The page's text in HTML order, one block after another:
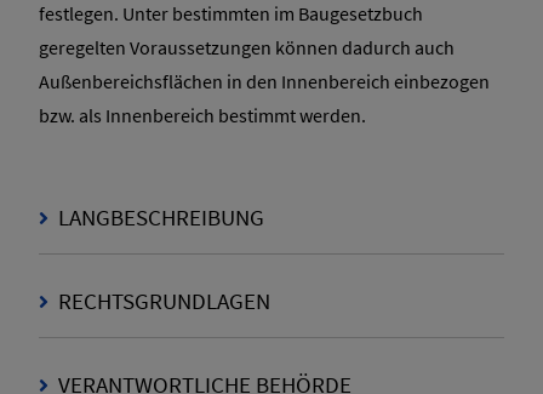
festlegen. Unter bestimmten im Baugesetzbuch
geregelten Voraussetzungen können dadurch auch
Außenbereichsflächen in den Innenbereich einbezogen
bzw. als Innenbereich bestimmt werden.
LANGBESCHREIBUNG
RECHTSGRUNDLAGEN
VERANTWORTLICHE BEHÖRDE